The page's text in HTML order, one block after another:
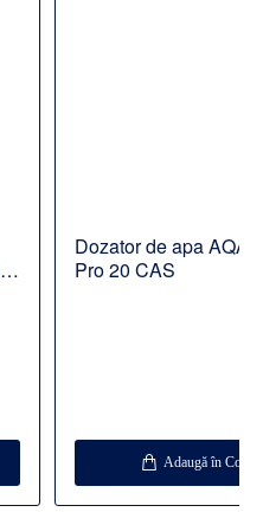
Dozator de apa AQA
Pro 20 CAS
Adaugă în Coş